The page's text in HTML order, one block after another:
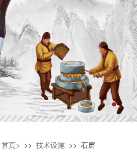
首页> >> 技术设施 >> 石磨